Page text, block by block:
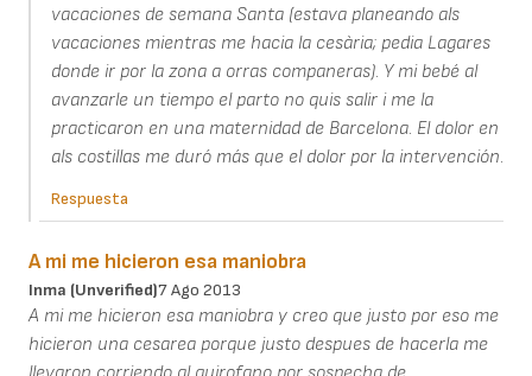
vacaciones de semana Santa (estava planeando als
vacaciones mientras me hacia la cesària; pedia Lagares
donde ir por la zona a orras companeras). Y mi bebé al
avanzarle un tiempo el parto no quis salir i me la
practicaron en una maternidad de Barcelona. El dolor en
als costillas me duró más que el dolor por la intervención.
Respuesta
A mi me hicieron esa maniobra
Inma (unverified)7 Ago 2013
A mi me hicieron esa maniobra y creo que justo por eso me
hicieron una cesarea porque justo despues de hacerla me